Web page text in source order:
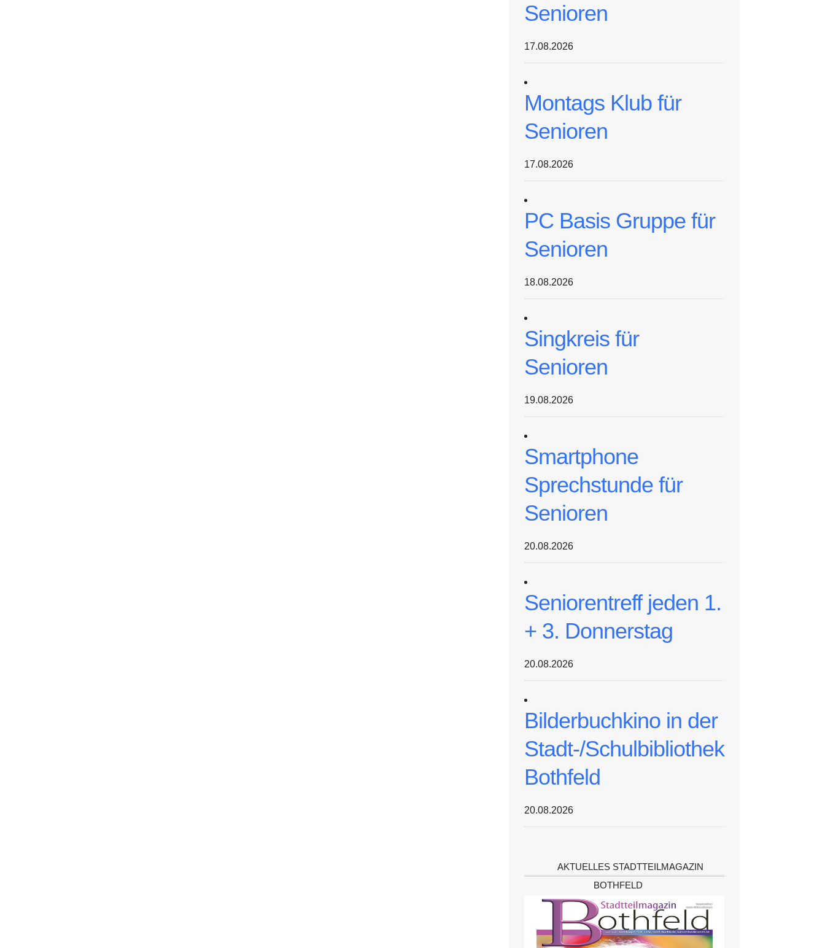
Senioren
17.08.2026
Montags Klub für
Senioren
17.08.2026
PC Basis Gruppe für
Senioren
18.08.2026
Singkreis für
Senioren
19.08.2026
Smartphone
Sprechstunde für
Senioren
20.08.2026
Seniorentreff jeden 1.
+ 3. Donnerstag
20.08.2026
Bilderbuchkino in der
Stadt-/Schulbibliothek
Bothfeld
20.08.2026
AKTUELLES STADTTEILMAGAZIN
BOTHFELD